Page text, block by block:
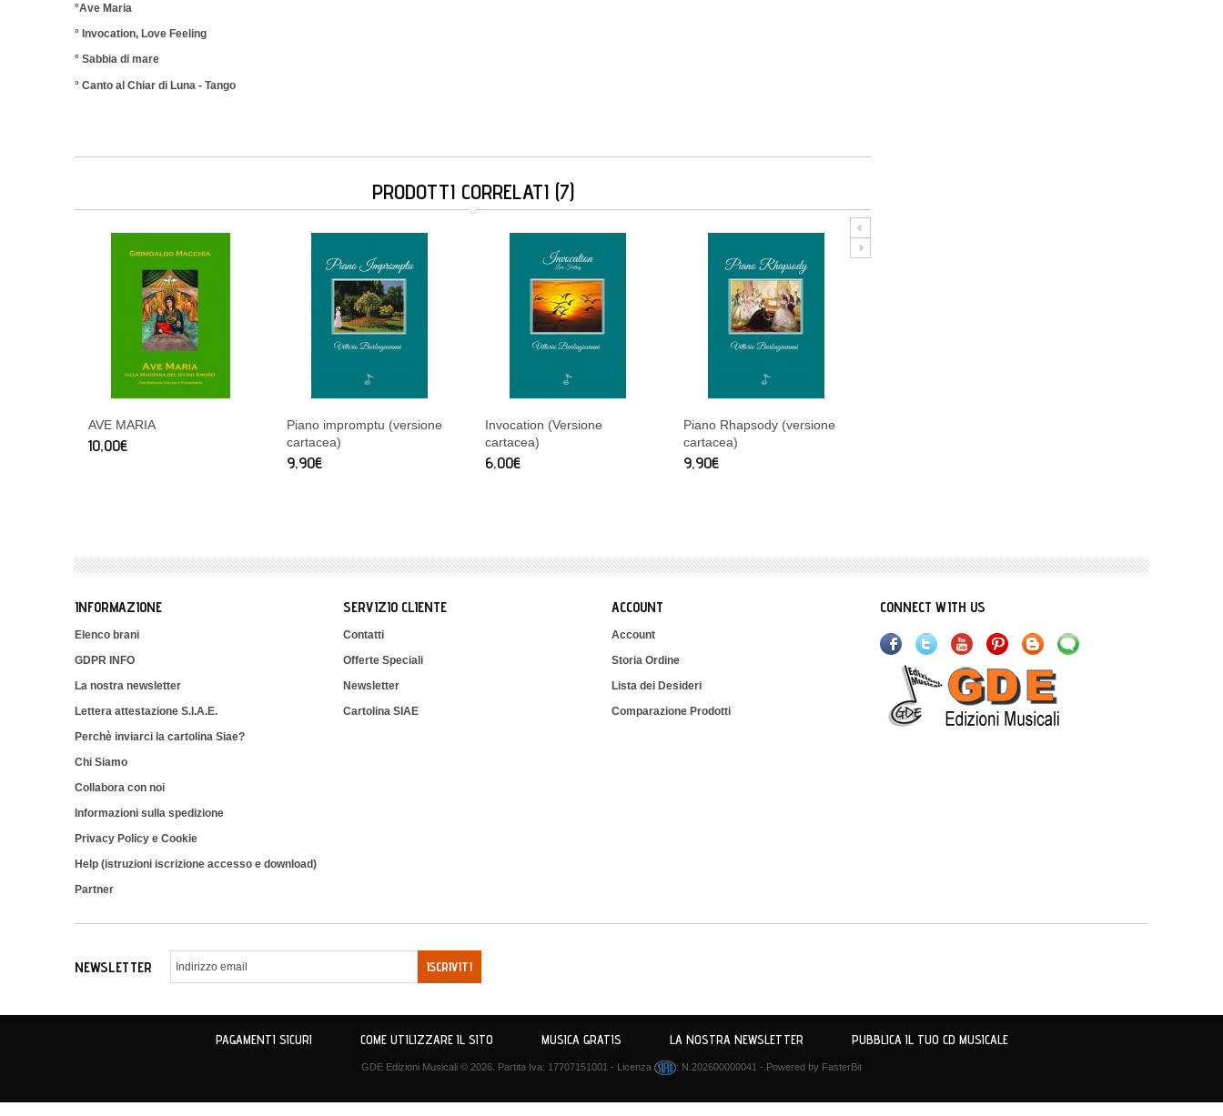
°Ave Maria
° Invocation, Love Feeling
° Sabbia di mare
° Canto al Chiar di Luna - Tango
PRODOTTI CORRELATI (7)
AVE MARIA
10,00€
Piano impromptu (versione
cartacea)
9,90€
Invocation (Versione
cartacea)
6,00€
Piano Rhapsody (versione
cartacea)
9,90€
INFORMAZIONE
Elenco brani
GDPR INFO
La nostra newsletter
Lettera attestazione S.I.A.E.
Perchè inviarci la cartolina Siae?
Chi Siamo
Collabora con noi
Informazioni sulla spedizione
Privacy Policy e Cookie
Help (istruzioni iscrizione accesso e download)
Partner
SERVIZIO CLIENTE
Contatti
Offerte Speciali
Newsletter
Cartolina SIAE
ACCOUNT
Account
Storia Ordine
Lista dei Desideri
Comparazione Prodotti
CONNECT WITH US
NEWSLETTER ISCRIVITI
PAGAMENTI SICURI COME UTILIZZARE IL SITO MUSICA GRATIS LA NOSTRA NEWSLETTER PUBBLICA IL TUO CD MUSICALE
GDE Edizioni Musicali © 2026. Partita Iva: 17707151001 - Licenza : N.202600000041 - Powered by FasterBit